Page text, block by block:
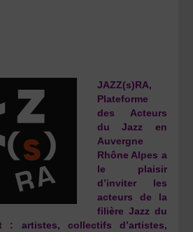
JAZZ(s)RA,
Plateforme
des Acteurs
du Jazz en
Auvergne
Rhône Alpes a
le plaisir
d’inviter les
acteurs de la
filière Jazz du
: artistes, collectifs d’artistes,